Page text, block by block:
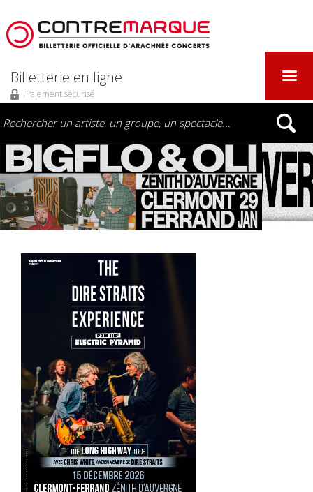
Billetterie en ligne
Paiement sécurisé